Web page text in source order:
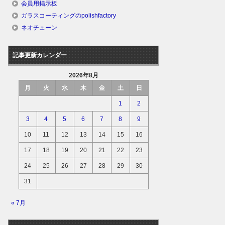
会員用掲示板
ガラスコーティングのpolishfactory
ネオチューン
記事更新カレンダー
2026年8月
月
火 水 木 金 土 日
1 2
3 4 5 6 7 8 9
10 11 12 13 14 15 16
17 18 19 20 21 22 23
24 25 26 27 28 29 30
31
« 7月